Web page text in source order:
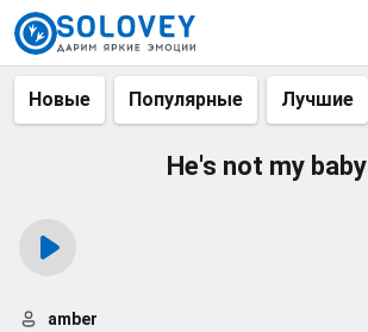
Новые Популярные Лучшие
He's not my baby
amber